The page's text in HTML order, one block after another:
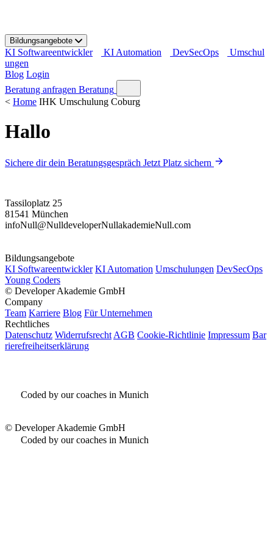
t
o
c
o
n
t
Bildungsangebote
KI Softwareentwickler KI Automation DevSecOps
Umschul
ungen
Blog Login
Beratung anfragen Beratung
< Home IHK Umschulung Coburg
Hallo
Sichere dir dein Beratungsgespräch Jetzt Platz sichern
Tassiloplatz 25
81541 München
infoNull@NulldeveloperNullakademieNull.com
Bildungsangebote
KI Softwareentwickler KI Automation Umschulungen DevSecOps
Young Coders
© Developer Akademie GmbH
Company
Team Karriere Blog Für Unternehmen
Rechtliches
Datenschutz Widerrufsrecht AGB Cookie-Richtlinie Impressum Bar
rierefreiheitserklärung
Coded by our coaches in Munich
© Developer Akademie GmbH
Coded by our coaches in Munich